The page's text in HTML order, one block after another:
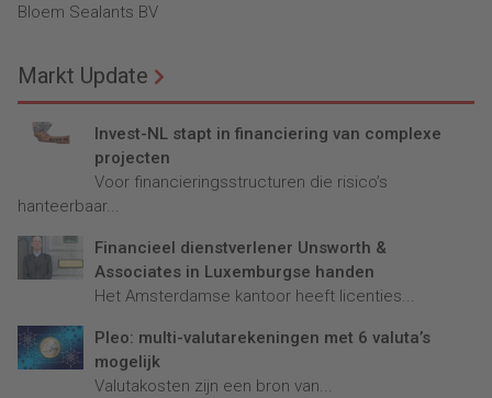
Bloem Sealants BV
Markt Update
Invest-NL stapt in financiering van complexe
projecten
Voor financieringsstructuren die risico’s
hanteerbaar...
Financieel dienstverlener Unsworth &
Associates in Luxemburgse handen
Het Amsterdamse kantoor heeft licenties...
Pleo: multi-valutarekeningen met 6 valuta’s
mogelijk
Valutakosten zijn een bron van...